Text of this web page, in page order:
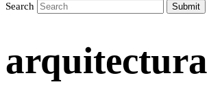
Search Submit
arquitectura